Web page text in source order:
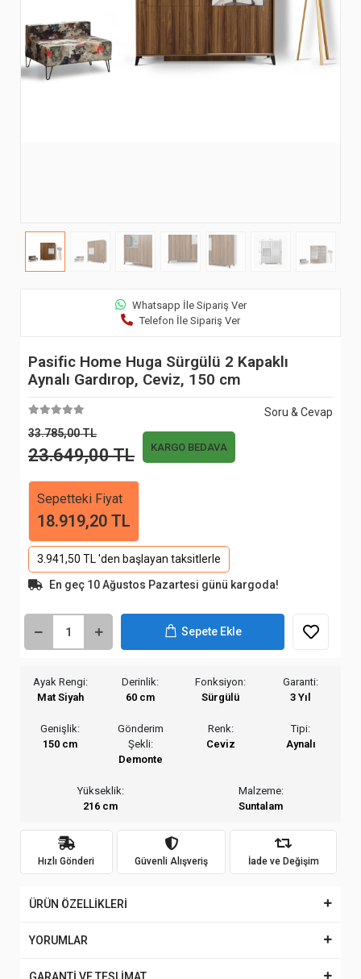
Whatsapp İle Sipariş Ver
Telefon İle Sipariş Ver
Pasific Home Huga Sürgülü 2 Kapaklı
Aynalı Gardırop, Ceviz, 150 cm
Soru & Cevap
33.785,00 TL
23.649,00 TL KARGO BEDAVA
Sepetteki Fiyat
18.919,20 TL
3.941,50 TL 'den başlayan taksitlerle
En geç 10 Ağustos Pazartesi günü kargoda!
Sepete Ekle
Ayak Rengi:
Mat Siyah
Derinlik:
60 cm
Fonksiyon:
Sürgülü
Garanti:
3 Yıl
Genişlik:
150 cm
Gönderim
Şekli:
Demonte
Renk:
Ceviz
Tipi:
Aynalı
Yükseklik:
216 cm
Malzeme:
Suntalam
Hızlı Gönderi Güvenli Alışveriş İade ve Değişim
ÜRÜN ÖZELLİKLERİ
YORUMLAR